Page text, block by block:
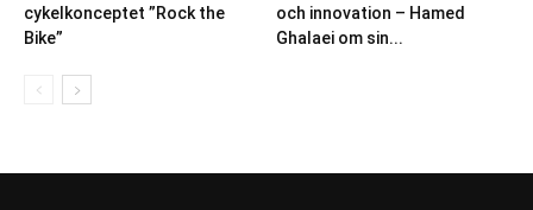
cykelkonceptet ”Rock the
Bike”
och innovation – Hamed
Ghalaei om sin...